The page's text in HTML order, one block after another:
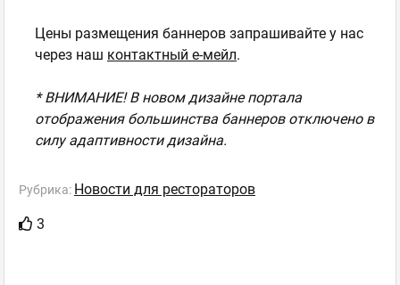
Цены размещения баннеров запрашивайте у нас
через наш контактный е-мейл.
* ВНИМАНИЕ! В новом дизайне портала
отображения большинства баннеров отключено в
силу адаптивности дизайна.
Рубрика: Новости для рестораторов
3